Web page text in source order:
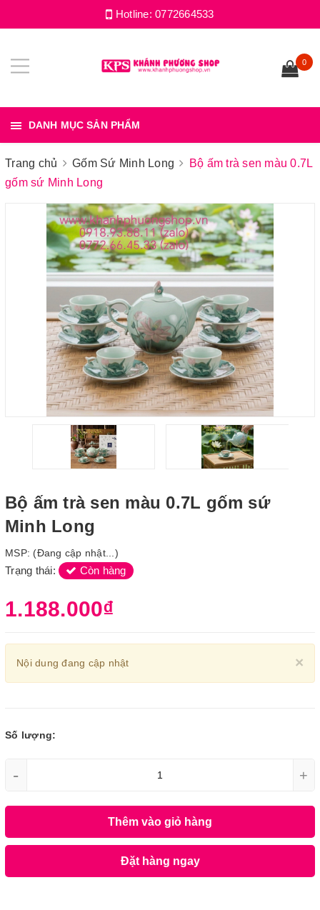
Hotline:0772664533
0
DANH MỤC SẢN PHẨM
Trang chủ Gốm Sứ Minh Long
Bộ ấm trà sen màu 0.7L
gốm sứ Minh Long
Bộ ấm trà sen màu 0.7L gốm sứ
Minh Long
MSP: (Đang cập nhật...)
Trạng thái: Còn hàng
1.188.000₫
×
Nội dung đang cập nhật
Số lượng:
- +
Thêm vào giỏ hàng
Đặt hàng ngay